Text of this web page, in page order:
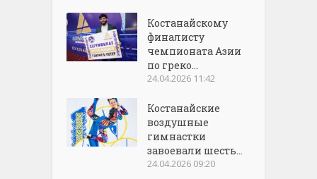
Костанайскому
финалисту
чемпионата Азии
по греко...
24.04.2026 11:42
Костанайские
воздушные
гимнастки
завоевали шесть...
24.04.2026 09:20